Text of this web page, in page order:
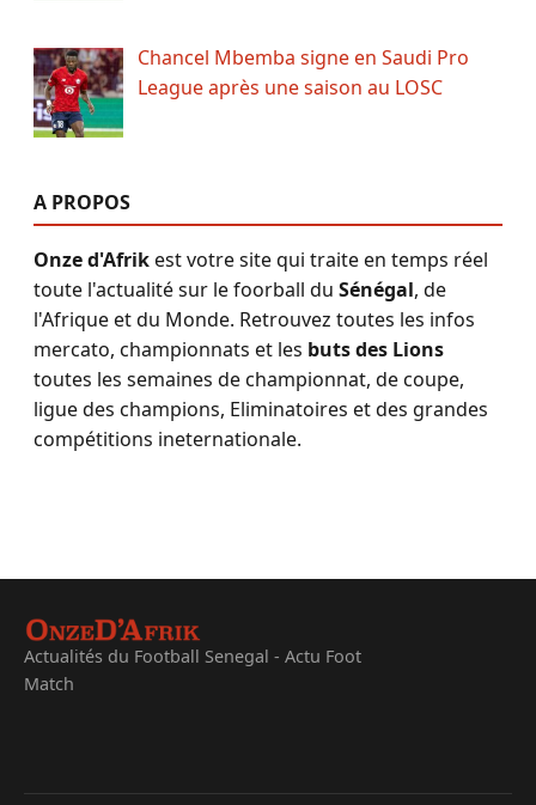
Chancel Mbemba signe en Saudi Pro
League après une saison au LOSC
A PROPOS
Onze d'Afrikest votre site qui traite en temps réel
toute l'actualité sur le foorball du Sénégal, de
l'Afrique et du Monde. Retrouvez toutes les infos
mercato, championnats et les buts des Lions
toutes les semaines de championnat, de coupe,
ligue des champions, Eliminatoires et des grandes
compétitions ineternationale.
Actualités du Football Senegal - Actu Foot
Match